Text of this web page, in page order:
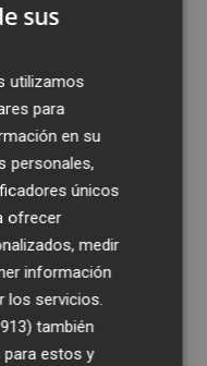
y reivindicación se
el Mar Menor
de
tu correo
sus
utilizamos
para
en su
personales,
únicos
ofrecer
medir
información
los servicios.
también
estos y